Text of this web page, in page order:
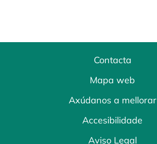
Contacta
Mapa web
Axúdanos a mellorar
Accesibilidade
Aviso Legal